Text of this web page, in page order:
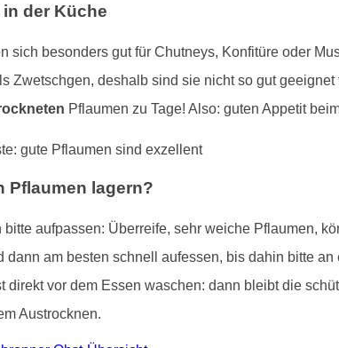
in der Küche
sich besonders gut für Chutneys, Konfitüre oder
Zwetschgen, deshalb sind sie nicht so gut
Pflaumen zu Tage! Also: guten Appetit
Pflaumen lagern?
bitte aufpassen: Überreife, sehr weiche Pflaumen,
dann am besten schnell aufessen, bis dahin bitte
direkt vor dem Essen waschen: dann bleibt die
Austrocknen.